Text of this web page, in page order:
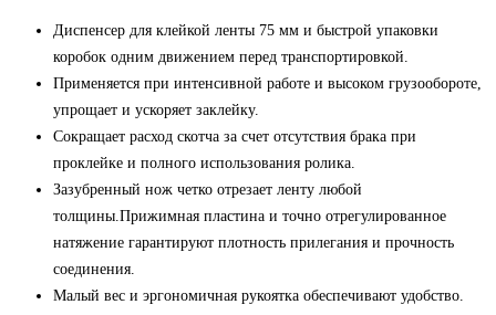
Диспенсер для клейкой ленты 75 мм и быстрой упаковки
коробок одним движением перед транспортировкой.
Применяется при интенсивной работе и высоком грузообороте,
упрощает и ускоряет заклейку.
Сокращает расход скотча за счет отсутствия брака при
проклейке и полного использования ролика.
Зазубренный нож четко отрезает ленту любой
толщины.Прижимная пластина и точно отрегулированное
натяжение гарантируют плотность прилегания и прочность
соединения.
Малый вес и эргономичная рукоятка обеспечивают удобство.